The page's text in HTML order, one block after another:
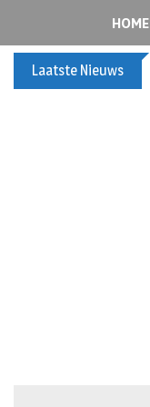
HOME
Laatste Nieuws